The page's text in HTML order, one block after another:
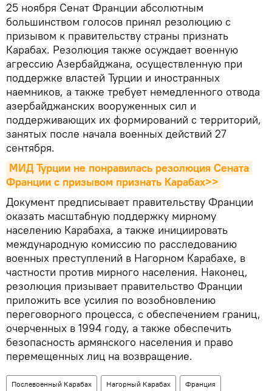
25 ноября Сенат Франции абсолютным
большинством голосов принял резолюцию с
призывом к правительству страны признать
Карабах. Резолюция также осуждает военную
агрессию Азербайджана, осуществленную при
поддержке властей Турции и иностранных
наемников, а также требует немедленного отвода
азербайджанских вооруженных сил и
поддерживающих их формирований с территорий,
занятых после начала военных действий 27
сентября.
МИД Турции не понравилась резолюция Сената
Франции с призывом признать Карабах>>
Документ предписывает правительству Франции
оказать масштабную поддержку мирному
населению Карабаха, а также инициировать
международную комиссию по расследованию
военных преступлений в Нагорном Карабахе, в
частности против мирного населения. Наконец,
резолюция призывает правительство Франции
приложить все усилия по возобновлению
переговорного процесса, с обеспечением границ,
очерченных в 1994 году, а также обеспечить
безопасность армянского населения и право
перемещенных лиц на возвращение.
Послевоенный Карабах Нагорный Карабах Франция